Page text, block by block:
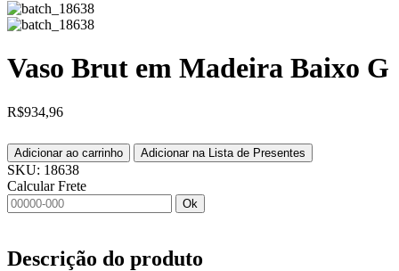
Vaso Brut em Madeira Baixo G
R$934,96
Adicionar ao carrinho Adicionar na Lista de Presentes
SKU: 18638
Calcular Frete
Ok
Descrição do produto